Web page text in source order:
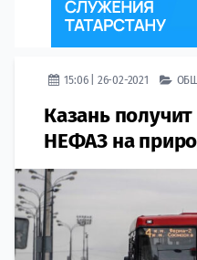
15:06 | 26-02-2021
Казань
НЕФАЗ на